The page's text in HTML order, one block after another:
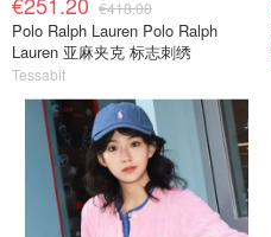
€418.00
Polo Ralph Lauren Polo Ralph
Lauren 亚麻夹克 标志刺绣
Tessabit